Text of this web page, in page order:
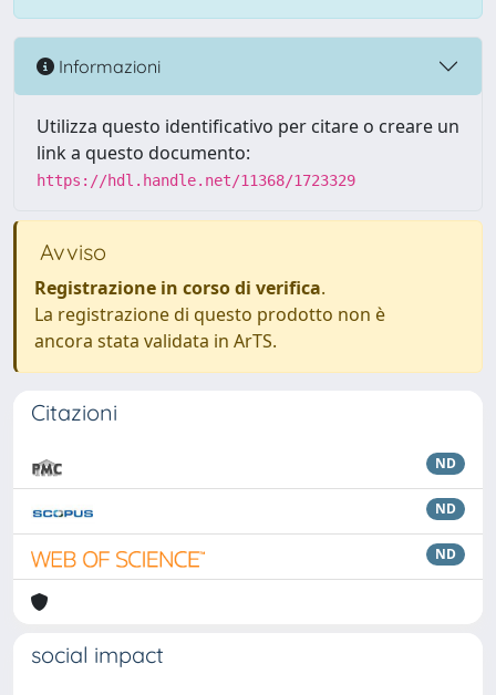
Informazioni
Utilizza questo identificativo per citare o creare un
link a questo documento:
https://hdl.handle.net/11368/1723329
Avviso
Registrazione in corso di verifica.
La registrazione di questo prodotto non è
ancora stata validata in ArTS.
Citazioni
ND
ND
ND
social impact